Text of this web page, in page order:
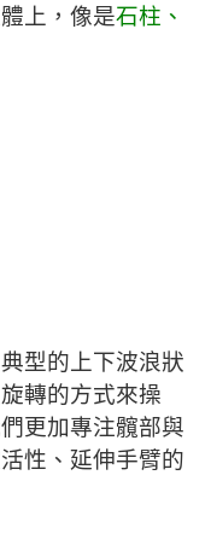
上，像是石柱、
型的上下波浪狀
轉的方式來操
更加專注髖部與
性、延伸手臂的